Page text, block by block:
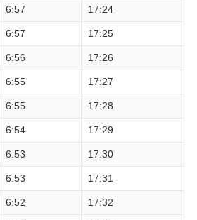
6:57 17:24
6:57 17:25
6:56 17:26
6:55 17:27
6:55 17:28
6:54 17:29
6:53 17:30
6:53 17:31
6:52 17:32